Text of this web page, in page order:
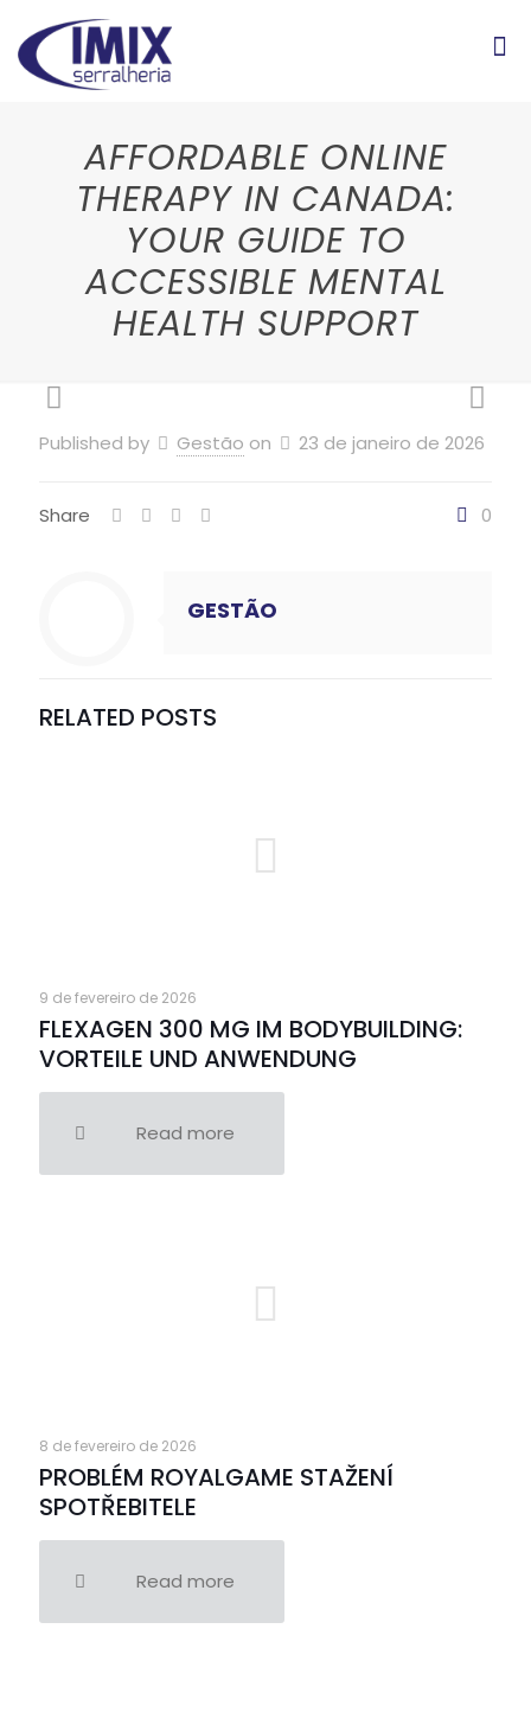
AFFORDABLE ONLINE
THERAPY IN CANADA:
YOUR GUIDE TO
ACCESSIBLE MENTAL
HEALTH SUPPORT
Published by Gestão on 23 de janeiro de 2026
Share 0
GESTÃO
RELATED POSTS
9 de fevereiro de 2026
FLEXAGEN 300 MG IM BODYBUILDING:
VORTEILE UND ANWENDUNG
Read more
8 de fevereiro de 2026
PROBLÉM ROYALGAME STAŽENÍ
SPOTŘEBITELE
Read more